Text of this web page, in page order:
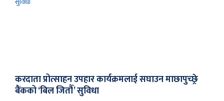
करदाता प्रोत्साहन उपहार कार्यक्रमलाई सघाउन माछापुच्छ्रे
बैंकको ‘बिल जितौँ’ सुविधा